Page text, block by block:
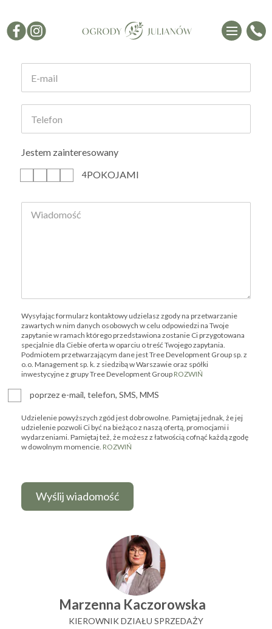
Jestem zainteresowany
4POKOJAMI
Wysyłając formularz kontaktowy udzielasz zgody na przetwarzanie
zawartych w nim danych osobowych w celu odpowiedzi na Twoje
zapytanie w ramach którego przedstawiona zostanie Ci przygotowana
specjalnie dla Ciebie oferta w oparciu o treść Twojego zapytania.
Podmiotem przetwarzającym dane jest Tree Development Group sp. z
o.o. Management sp. k. z siedzibą w Warszawie oraz spółki
inwestycyjne z grupy Tree Development Group ROZWIŃ
poprzez e-mail, telefon, SMS, MMS
Udzielenie powyższych zgód jest dobrowolne. Pamiętaj jednak, że jej
udzielenie pozwoli Ci być na bieżąco z naszą ofertą, promocjami i
wydarzeniami. Pamiętaj też, że możesz z łatwością cofnąć każdą zgodę
w dowolnym momencie. ROZWIŃ
Marzenna Kaczorowska
KIEROWNIK DZIAŁU SPRZEDAŻY